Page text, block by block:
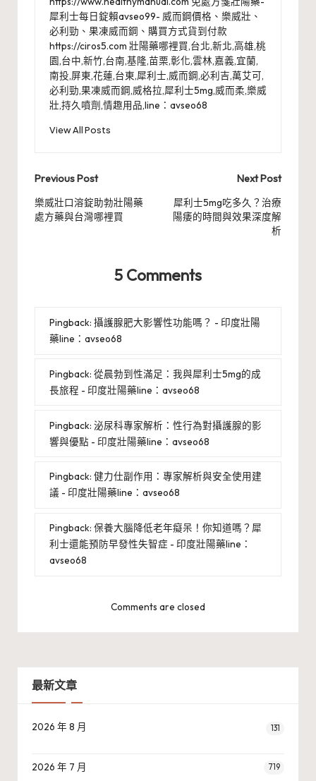
犀利士每日錠賴avseo99- 威而鋼價格、樂威壯、
必利勁、果凍威而鋼、購買方式貨到付款
https://ciros5.com 壯陽藥哪裡買,台北,新北,高雄,桃
園,台中,新竹,台南,基隆,苗栗,彰化,雲林,嘉義,宜蘭,
南投,屏東,花蓮,台東,犀利士,威而鋼,必利吉,萬艾可,
必利勁,果凍威而鋼,威格拉,犀利士5mg,威而柔,樂威
壯,持久噴劑,情趣用品,line：avseo68
View All Posts
Post
navigation
Previous Post
樂威壯口溶錠助勃壯陽藥
處方藥與台灣哪裡買
Next Post
犀利士5mg吃多久？治療
陽痿的時間與效果深度解
析
5 Comments
Pingback: 攝護腺肥大影響性功能嗎？ - 印度壯陽
藥line：avseo68
Pingback: 從晨勃到性滿足：我與犀利士5mg的成
長旅程 - 印度壯陽藥line：avseo68
Pingback: 泌尿科專家解析：性行為對攝護腺的影
響與優點 - 印度壯陽藥line：avseo68
Pingback: 健力仕副作用：專家解析與安全使用建
議 - 印度壯陽藥line：avseo68
Pingback: 保養大腦降低老年癡呆！你知道嗎？犀
利士還能預防早發性失智症 - 印度壯陽藥line：
avseo68
Comments are closed
最新文章
2026 年 8 月 131
2026 年 7 月 719